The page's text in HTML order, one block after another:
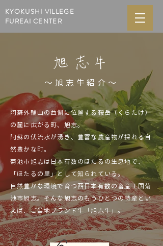
KYOKUSHI VILLEGE
FUREAI CENTER
旭志牛
～​旭志牛紹介～
阿蘇外輪山の西側に位置する鞍岳（くらたけ）
の麓に広がる町、旭志。
阿蘇の伏流水が湧き、豊富な農産物が採れる自
然豊かな町。
菊池市旭志は日本有数のほたるの生息地で、
「ほたるの里」として知られている。
自然豊かな環境で育つ西日本有数の畜産王国菊
池市旭志。そんな旭志のもうひとつの特産とい
えば、ご当地ブランド牛「旭志牛」。